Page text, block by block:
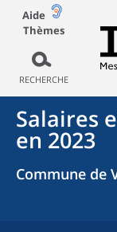
Aide
Thèmes
RECHERCHE
Salaires
en 2023
Commune de